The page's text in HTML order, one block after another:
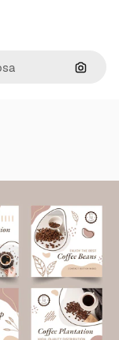
Cerca